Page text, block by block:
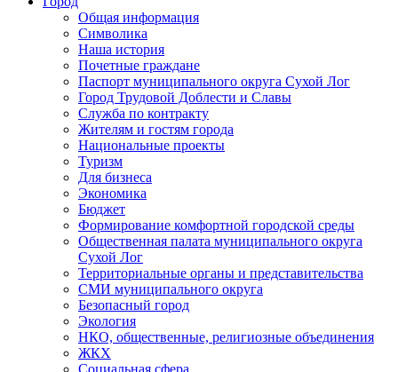
Общая информация
Символика
Наша история
Почетные граждане
Паспорт муниципального округа Сухой Лог
Город Трудовой Доблести и Славы
Служба по контракту
Жителям и гостям города
Национальные проекты
Туризм
Для бизнеса
Экономика
Бюджет
Формирование комфортной городской среды
Общественная палата муниципального округа
Сухой Лог
Территориальные органы и представительства
СМИ муниципального округа
Безопасный город
Экология
НКО, общественные, религиозные объединения
ЖКХ
Социальная сфера